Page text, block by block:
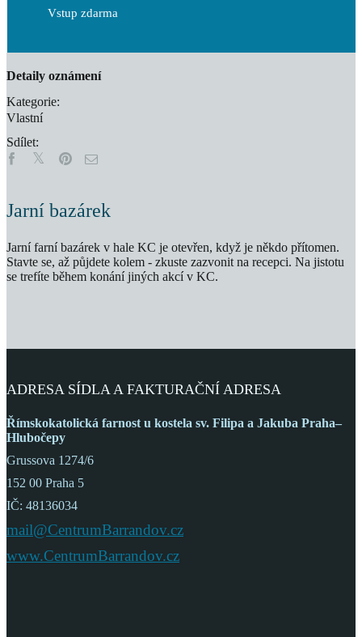
Vstup zdarma
Detaily oznámení
Kategorie:
Vlastní
Sdílet:
Jarní bazárek
Jarní farní bazárek v hale KC je otevřen, když je někdo přítomen.
Stavte se, až půjdete kolem - zkuste zazvonit na recepci. Na jistotu
se trefíte během konání jiných akcí v KC.
ADRESA SÍDLA A FAKTURAČNÍ ADRESA
Římskokatolická farnost u kostela sv. Filipa a Jakuba Praha–
Hlubočepy
Grussova 1274/6
152 00 Praha 5
IČ: 48136034
mail@CentrumBarrandov.cz
www.CentrumBarrandov.cz